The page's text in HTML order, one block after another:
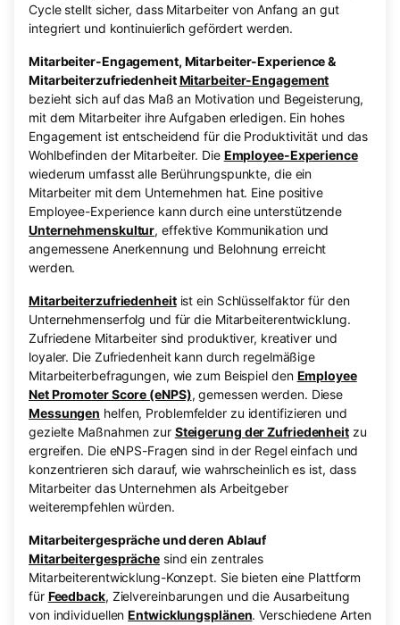
Cycle stellt sicher, dass Mitarbeiter von Anfang an gut
integriert und kontinuierlich gefördert werden.
Mitarbeiter-Engagement, Mitarbeiter-Experience &
MitarbeiterzufriedenheitMitarbeiter-Engagement
bezieht sich auf das Maß an Motivation und Begeisterung,
mit dem Mitarbeiter ihre Aufgaben erledigen. Ein hohes
Engagement ist entscheidend für die Produktivität und das
Wohlbefinden der Mitarbeiter. Die Employee-Experience
wiederum umfasst alle Berührungspunkte, die ein
Mitarbeiter mit dem Unternehmen hat. Eine positive
Employee-Experience kann durch eine unterstützende
Unternehmenskultur, effektive Kommunikation und
angemessene Anerkennung und Belohnung erreicht
werden.
Mitarbeiterzufriedenheitist ein Schlüsselfaktor für den
Unternehmenserfolg und für die Mitarbeiterentwicklung.
Zufriedene Mitarbeiter sind produktiver, kreativer und
loyaler. Die Zufriedenheit kann durch regelmäßige
Mitarbeiterbefragungen, wie zum Beispiel den Employee
Net Promoter Score (eNPS), gemessen werden. Diese
Messungen helfen, Problemfelder zu identifizieren und
gezielte Maßnahmen zur Steigerung der Zufriedenheitzu
ergreifen. Die eNPS-Fragen sind in der Regel einfach und
konzentrieren sich darauf, wie wahrscheinlich es ist, dass
Mitarbeiter das Unternehmen als Arbeitgeber
weiterempfehlen würden.
Mitarbeitergespräche und deren Ablauf
Mitarbeitergespräche sind ein zentrales
Mitarbeiterentwicklung-Konzept. Sie bieten eine Plattform
für Feedback, Zielvereinbarungen und die Ausarbeitung
von individuellenEntwicklungsplänen. Verschiedene Arten